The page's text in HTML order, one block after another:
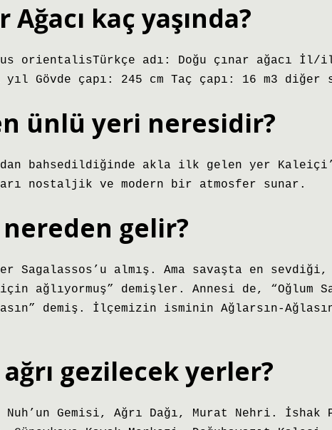
Ağacı kaç yaşında?
orientalisTürkçe adı: Doğu çınar ağacı İl/
yıl Gövde çapı: 245 cm Taç çapı: 16 m3 diğer
ünlü yeri neresidir?
bahsedildiğinde akla ilk gelen yer
nostaljik ve modern bir atmosfer sunar.
gelir?
Sagalassos’u almış. Ama savaşta en
ağlıyormuş” demişler. Annesi de, “Oğlum
demiş. İlçemizin isminin Ağlarsın-
gezilecek yerler?
Gemisi, Ağrı Dağı, Murat Nehri. İshak